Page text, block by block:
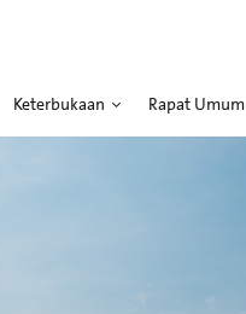
Keterbukaan Rapat Umum